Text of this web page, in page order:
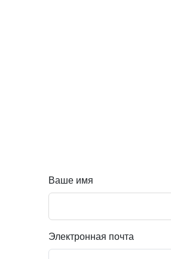
Ваше имя
Электронная почта